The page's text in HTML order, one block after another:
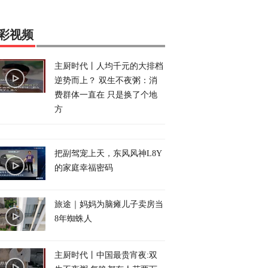
视频
主厨时代丨人均千元的大排档
逆势而上？ 双生不夜粥：消
费群体一直在 只是换了个地
方
把副驾宠上天，东风风神L8Y
的家庭幸福密码
旅途｜妈妈为脑瘫儿子卖房当
8年蜘蛛人
主厨时代丨中国最贵宵夜:双